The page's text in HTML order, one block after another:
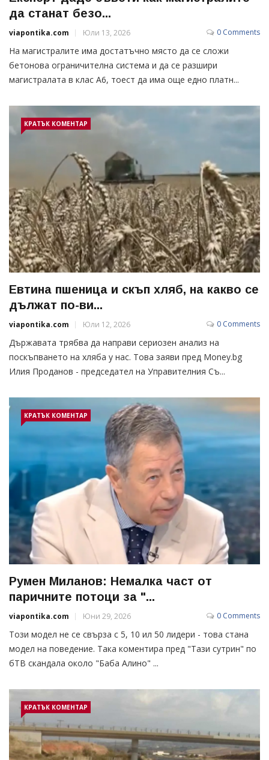
да станат безо...
viapontika.com Юли 13, 2026 0 Comments
На магистралите има достатъчно място да се сложи
бетонова ограничителна система и да се разшири
магистралата в клас А6, тоест да има още едно платн...
КРАТЪК КОМЕНТАР
Евтина пшеница и скъп хляб, на какво се
дължат по-ви...
viapontika.com Юли 12, 2026 0 Comments
Държавата трябва да направи сериозен анализ на
поскъпването на хляба у нас. Това заяви пред Money.bg
Илия Проданов - председател на Управителния Съ...
КРАТЪК КОМЕНТАР
Румен Миланов: Немалка част от
паричните потоци за "...
viapontika.com Юни 29, 2026 0 Comments
Този модел не се свърза с 5, 10 ил 50 лидери - това стана
модел на поведение. Така коментира пред "Тази сутрин" по
бТВ скандала около "Баба Алино" ...
КРАТЪК КОМЕНТАР